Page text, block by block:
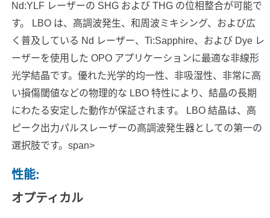
Nd:YLF レーザーの SHG および THG の位相整合が可能で
す。 LBO は、高調波発生、和周波ミキシング、および広
く普及している Nd レーザー、Ti:Sapphire、および Dye レ
ーザーを使用した OPO アプリケーションに最適な非線形
光学結晶です。優れた光学的均一性、非吸湿性、非常に高
い損傷閾値などの物理的な LBO 特性により、結晶の長期
にわたる安定した動作が保証されます。 LBO 結晶は、高
ピーク出力パルスレーザーの高調波発生器としての第一の
選択肢です。span>
性能:
オプティカル